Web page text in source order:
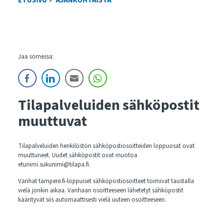
Jaa somessa:
Tilapalveluiden sähköpostit
muuttuvat
Tilapalveluiden henkilöstön sähköpostiosoitteiden loppuosat ovat
muuttuneet. Uudet sähköpostit ovat muotoa
etunimi.sukunimi@tilapa.fi.
Vanhat tampere.fi-loppuiset sähköpostiosoitteet toimivat taustalla
vielä jonkin aikaa. Vanhaan osoitteeseen lähetetyt sähköpostit
kääntyvät siis automaattisesti vielä uuteen osoitteeseen.